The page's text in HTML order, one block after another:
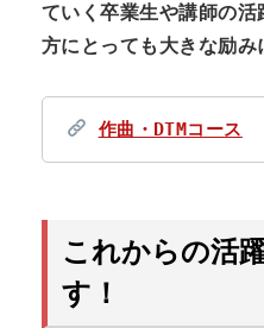
ていく卒業生や講師の
方にとっても大きな励み
作曲・DTMコース
これからの活
す！